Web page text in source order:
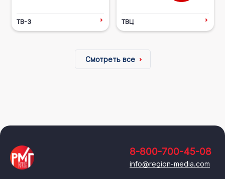
ТВ-3 ТВЦ
Смотреть все
8-800-700-45-08
info@region-media.com